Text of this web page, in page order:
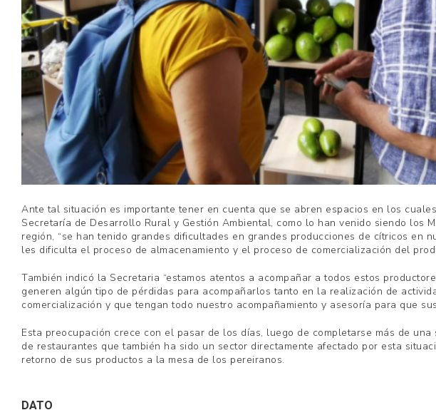
Ante tal situación es importante tener en cuenta que se abren espacios en los
Secretaría de Desarrollo Rural y Gestión Ambiental, como lo han venido siendo los
región, “se han tenido grandes dificultades en grandes producciones de cítricos
les dificulta el proceso de almacenamiento y el proceso de comercialización del
También indicó la Secretaria “estamos atentos a acompañar a todos estos
generen algún tipo de pérdidas para acompañarlos tanto en la realización de
comercialización y que tengan todo nuestro acompañamiento y asesoría para que
Esta preocupación crece con el pasar de los días, luego de completarse más de
de restaurantes que también ha sido un sector directamente afectado por esta
retorno de sus productos a la mesa de los pereiranos.
DATO